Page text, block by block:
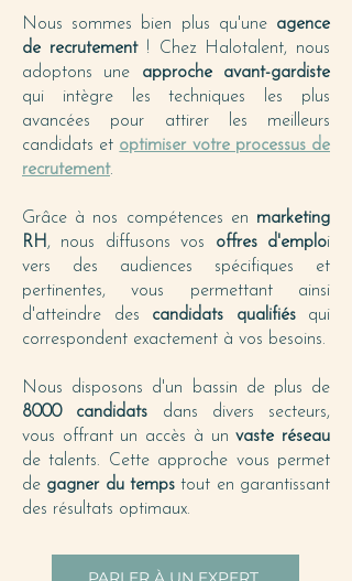
Nous sommes bien plus qu'une agence
de recrutement ! Chez Halotalent, nous
adoptons une approche avant-gardiste
qui intègre les techniques les plus
avancées pour attirer les meilleurs
candidats et optimiser votre processus de
recrutement.
Grâce à nos compétences en marketing
RH , nous diffusons vos offres d'emploi
vers des audiences spécifiques et
pertinentes, vous permettant ainsi
d'atteindre des candidats qualifiésqui
correspondent exactement à vos besoins.
Nous disposons d'un bassin de plus de
8000 candidats dans divers secteurs,
vous offrant un accès à unvaste réseau
de talents. Cette approche vous permet
de gagner du temps tout en garantissant
des résultats optimaux.